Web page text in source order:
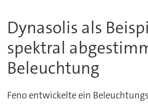
Dynasolis als
spektral
Beleuchtung
Feno entwickelte ein